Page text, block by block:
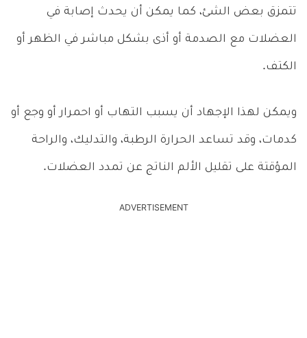
تتمزق بعض الشئ، كما يمكن أن يحدث إصابة في
العضلات مع الصدمة أو أذى بشكل مباشر في الظهر أو
الكتف.
ويمكن لهذا الإجهاد أن يسبب التهاب أو احمرار أو وجع أو
كدمات، وقد تساعد الحرارة الرطبة، والتدليك، والراحة
المؤقتة على تقليل الألم الناتج عن تمدد العضلات.
ADVERTISEMENT